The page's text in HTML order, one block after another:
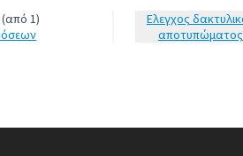
(από 1)
Έλεγχος δακτυλικού
αποτυπώματος